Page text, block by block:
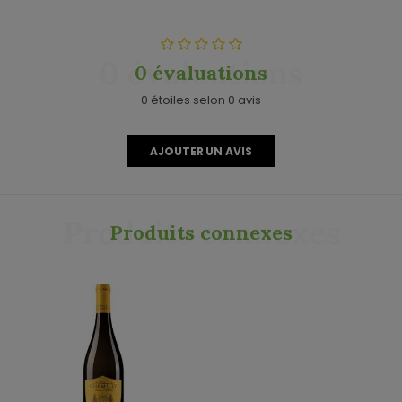
0 évaluations
0 évaluations
0 étoiles selon 0 avis
AJOUTER UN AVIS
Produits connexes
Produits connexes